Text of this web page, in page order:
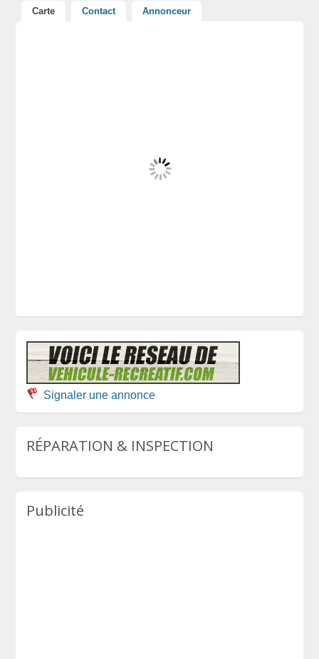
Carte Contact Annonceur
Signaler une annonce
RÉPARATION & INSPECTION
Publicité